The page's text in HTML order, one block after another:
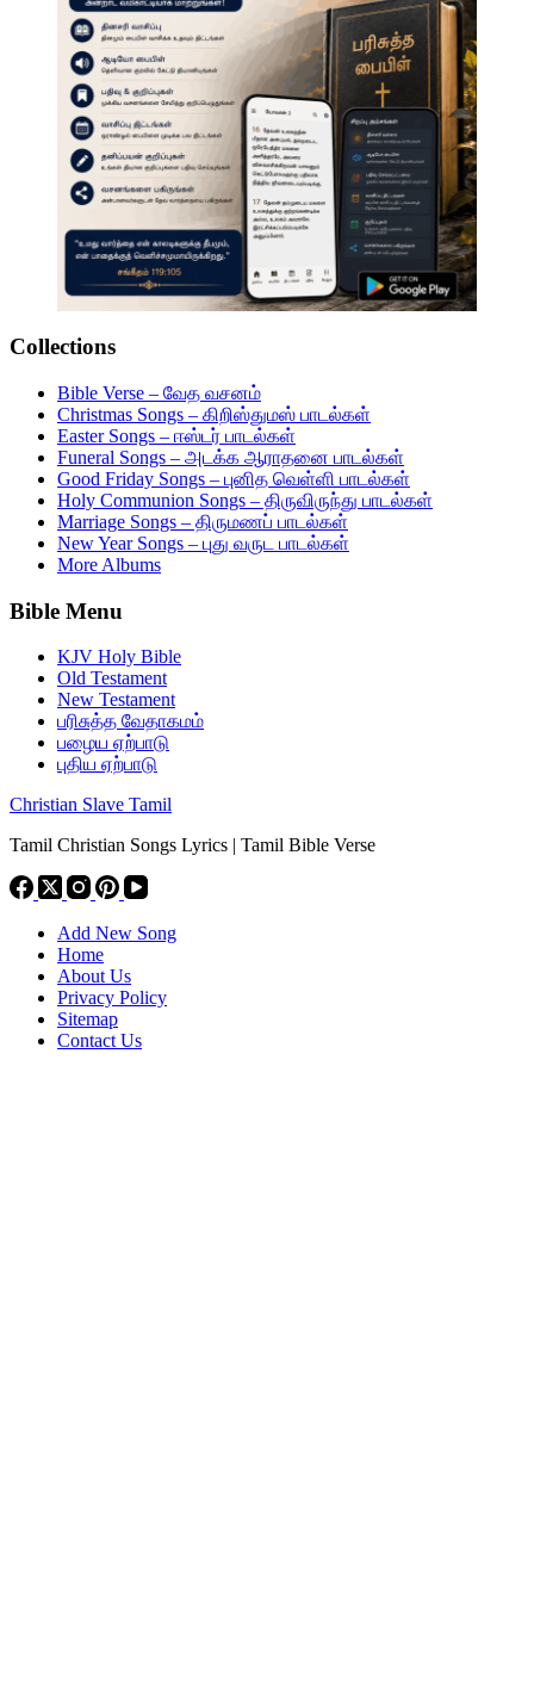
Collections
Bible Verse – வேத வசனம்
Christmas Songs – கிறிஸ்துமஸ் பாடல்கள்
Easter Songs – ஈஸ்டர் பாடல்கள்
Funeral Songs – அடக்க ஆராதனை பாடல்கள்
Good Friday Songs – புனித வெள்ளி பாடல்கள்
Holy Communion Songs – திருவிருந்து பாடல்கள்
Marriage Songs – திருமணப் பாடல்கள்
New Year Songs – புது வருட பாடல்கள்
More Albums
Bible Menu
KJV Holy Bible
Old Testament
New Testament
பரிசுத்த வேதாகமம்
பழைய ஏற்பாடு
புதிய ஏற்பாடு
Christian Slave Tamil
Tamil Christian Songs Lyrics | Tamil Bible Verse
Add New Song
Home
About Us
Privacy Policy
Sitemap
Contact Us